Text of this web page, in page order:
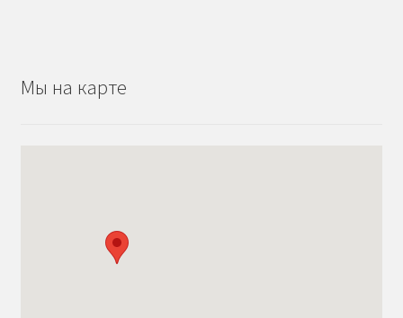
Мы на карте